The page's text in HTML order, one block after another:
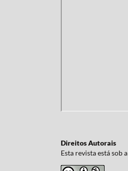
Direitos Autorais
Esta revista está sob a